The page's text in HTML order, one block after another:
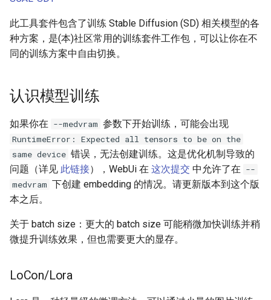
此工具套件包含了训练 Stable Diffusion (SD) 相关模型的各
种方案，是(本)社区常用的训练套件工作包，可以让你在不
同的训练方案中自由切换。
认识模型训练
如果你在 --medvram 参数下开始训练，可能会出现
RuntimeError: Expected all tensors to be on the
same device 错误，无法创建训练。这是优化机制导致的
问题（详见 此链接），WebUi 在 这次提交 中允许了在 --
medvram 下创建 embedding 的情况。请更新版本到这个版
本之后。
关于 batch size：更大的 batch size 可能稍微加快训练并稍
微提升训练效果，但也需要更大的显存。
LoCon/Lora